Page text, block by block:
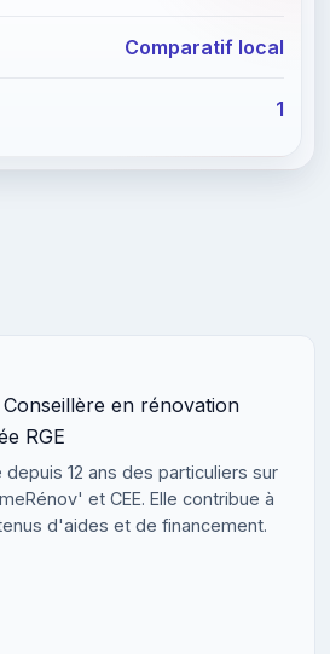
Comparatif local
1
en rénovation
RGE
12 ans des particuliers sur
et CEE. Elle contribue à
d'aides et de financement.